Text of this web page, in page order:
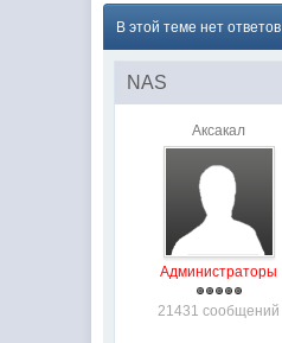
В этой теме нет ответов
NAS
Аксакал
Администраторы
21431 сообщений